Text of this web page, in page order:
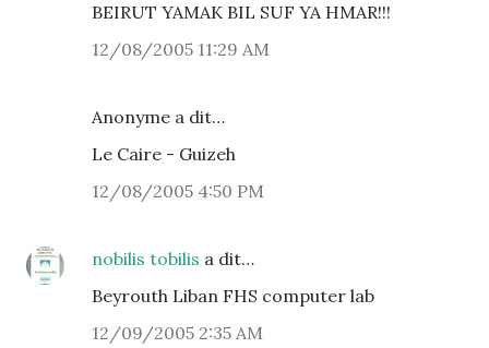
BEIRUT YAMAK BIL SUF YA HMAR!!!
12/08/2005 11:29 AM
Anonyme a dit…
Le Caire - Guizeh
12/08/2005 4:50 PM
nobilis tobilis a dit…
Beyrouth Liban FHS computer lab
12/09/2005 2:35 AM